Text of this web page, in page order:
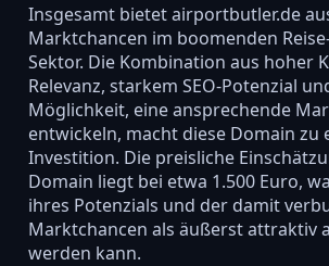
Insgesamt bietet airportbutler.de
Marktchancen im boomenden
Sektor. Die Kombination aus hoher
Relevanz, starkem SEO-Potenzial
Möglichkeit, eine ansprechende
entwickeln, macht diese Domain zu
Investition. Die preisliche
Domain liegt bei etwa 1.500 Euro,
ihres Potenzials und der damit
Marktchancen als äußerst attraktiv
werden kann.